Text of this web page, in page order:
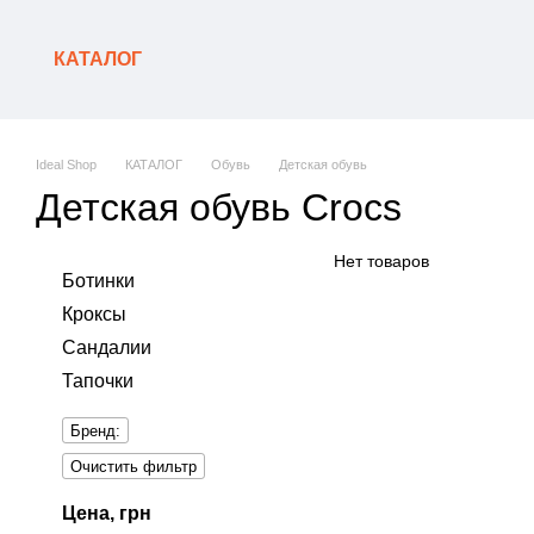
КАТАЛОГ
Ideal Shop КАТАЛОГ Обувь Детская обувь
Детская обувь Crocs
Нет товаров
Ботинки
Кроксы
Сандалии
Тапочки
Бренд:
Очистить фильтр
Цена, грн